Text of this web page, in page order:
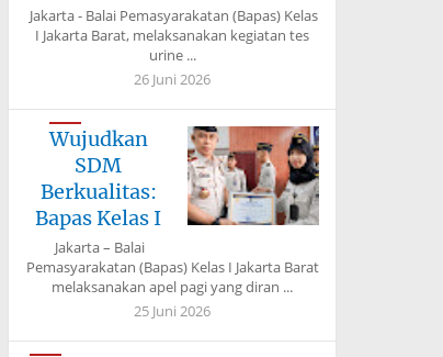
Jakarta - Balai Pemasyarakatan (Bapas) Kelas
I Jakarta Barat, melaksanakan kegiatan tes
urine ...
26 Juni 2026
Wujudkan
SDM
Berkualitas:
Bapas Kelas I
Jakarta – Balai
Pemasyarakatan (Bapas) Kelas I Jakarta Barat
melaksanakan apel pagi yang diran ...
25 Juni 2026